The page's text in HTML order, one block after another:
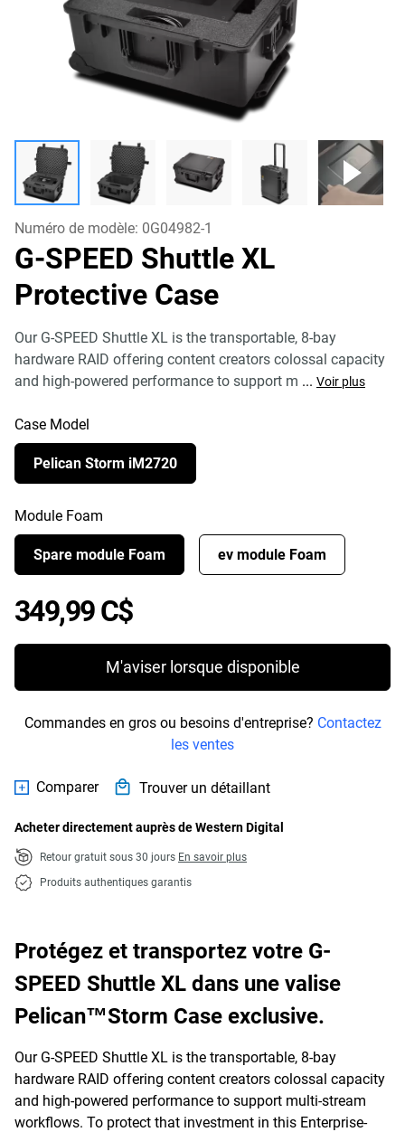
Numéro de modèle: 0G04982-1
G-SPEED Shuttle XL
Protective Case
Our G-SPEED Shuttle XL is the transportable, 8-bay
hardware RAID offering content creators colossal capacity
and high-powered performance to support m ... Voir plus
Case Model
Pelican Storm iM2720
Module Foam
Spare module Foam ev module Foam
349,99 C$Price 349,99 C$
M'aviser lorsque disponible
Commandes en gros ou besoins d'entreprise? Contactez
les ventes
Comparer Trouver un détaillant
Acheter directement auprès de Western Digital
Retour gratuit sous 30 jours En savoir plus
Produits authentiques garantis
Protégez et transportez votre G-
SPEED Shuttle XL dans une valise
Pelican™Storm Case exclusive.
Our G-SPEED Shuttle XL is the transportable, 8-bay
hardware RAID offering content creators colossal capacity
and high-powered performance to support multi-stream
workflows. To protect that investment in this Enterprise-